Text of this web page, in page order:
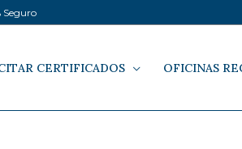
Seguro
CERTIFICADOS OFICINAS